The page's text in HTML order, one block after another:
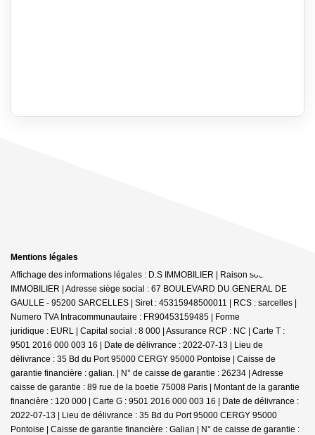
Mentions légales
Affichage des informations légales : D.S IMMOBILIER | Raison sociale : DS
IMMOBILIER | Adresse siège social : 67 BOULEVARD DU GENERAL DE
GAULLE - 95200 SARCELLES | Siret : 45315948500011 | RCS : sarcelles |
Numero TVA Intracommunautaire : FR90453159485 | Forme
juridique : EURL | Capital social : 8 000 | Assurance RCP : NC | Carte T :
9501 2016 000 003 16 | Date de délivrance : 2022-07-13 | Lieu de
délivrance : 35 Bd du Port 95000 CERGY 95000 Pontoise | Caisse de
garantie financière : galian. | N° de caisse de garantie : 26234 | Adresse
caisse de garantie : 89 rue de la boetie 75008 Paris | Montant de la garantie
financière : 120 000 | Carte G : 9501 2016 000 003 16 | Date de délivrance :
2022-07-13 | Lieu de délivrance : 35 Bd du Port 95000 CERGY 95000
Pontoise | Caisse de garantie financière : Galian | N° de caisse de garantie :